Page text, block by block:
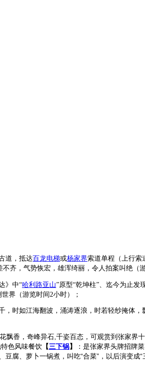
道，抵达百龙电梯或杨家界索道单程（上行索
不齐，气势恢宏，雄浑绮丽，令人拍案叫绝（
》中“哈利路亚山”原型“乾坤柱” 、迄今为止发
界（游览时间 2小时）；
，时如江海翻波，涌涛逐浪，时若轻纱掩体，
飘香，奇峰异石,千姿百态，可观赏到张家界
色风味餐饮 【三下锅】 ：是张家界头牌招牌菜
、萝卜一锅煮，叫吃“合菜”，以后演变成“